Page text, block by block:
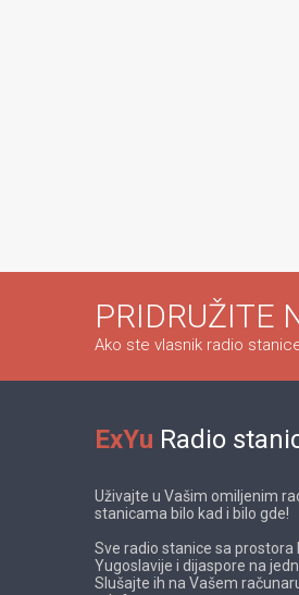
PRIDRUŽITE
Ako ste vlasnik radio
ExYu Radio
Uživajte u Vašim omiljenim
stanicama bilo kad i bilo gde!
Sve radio stanice sa prostora
Yugoslavije i dijaspore na
Slušajte ih na Vašem